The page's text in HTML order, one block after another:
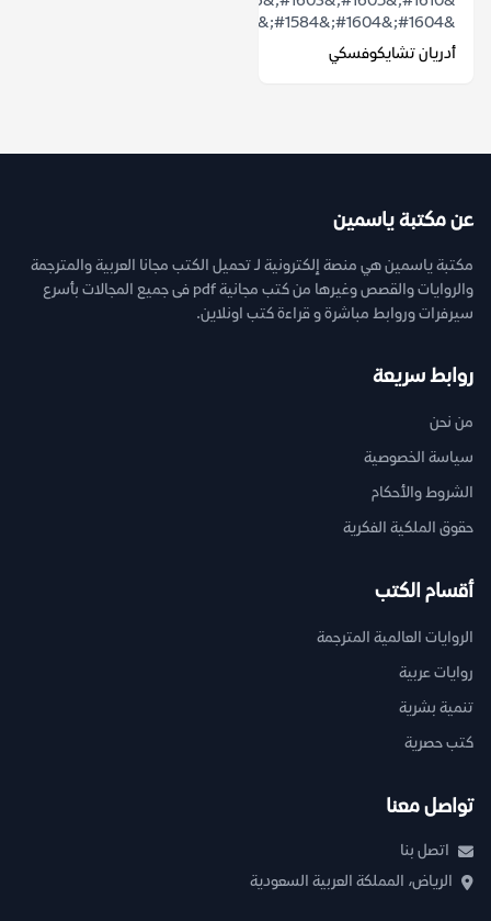
&#1604;&#1604;&#1584;&#1603;&#1575;&...
أدريان تشايكوفسكي
عن مكتبة ياسمين
مكتبة ياسمين هي منصة إلكترونية لـ تحميل الكتب مجانا العربية والمترجمة
والروايات والقصص وغيرها من كتب مجانية pdf فى جميع المجالات بأسرع
سيرفرات وروابط مباشرة و قراءة كتب اونلاين.
روابط سريعة
من نحن
سياسة الخصوصية
الشروط والأحكام
حقوق الملكية الفكرية
أقسام الكتب
الروايات العالمية المترجمة
روايات عربية
تنمية بشرية
كتب حصرية
تواصل معنا
اتصل بنا
الرياض، المملكة العربية السعودية